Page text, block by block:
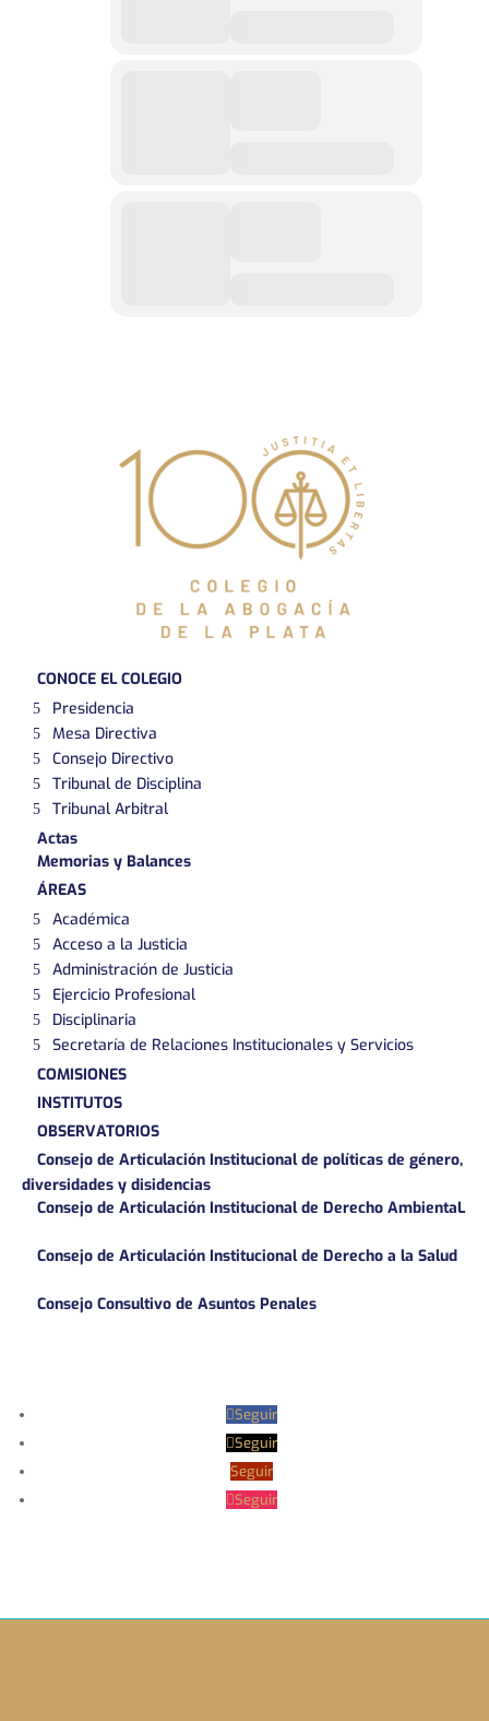
CONOCE EL COLEGIO
Presidencia
Mesa Directiva
Consejo Directivo
Tribunal de Disciplina
Tribunal Arbitral
Actas
Memorias y Balances
ÁREAS
Académica
Acceso a la Justicia
Administración de Justicia
Ejercicio Profesional
Disciplinaria
Secretaría de Relaciones Institucionales y Servicios
COMISIONES
INSTITUTOS
OBSERVATORIOS
Consejo de Articulación Institucional de políticas de género,
diversidades y disidencias
Consejo de Articulación Institucional de Derecho AmbientaL
Consejo de Articulación Institucional de Derecho a la Salud
Consejo Consultivo de Asuntos Penales
Seguir
Seguir
Seguir
Seguir